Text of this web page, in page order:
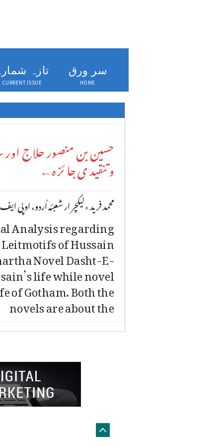
تازہ
CURRENT ISSUE
سر ورق
HOME
حسین بن منصور حلاج اور
و تنقید ی جا ئز ہ←
محمد فر ید ٭لیکچر ار شعبئہ اُردو، اوپی
Analysis regarding
of Hussain
Novel Dasht-E-
life while novel
of Gotham. Both the
novels are about the